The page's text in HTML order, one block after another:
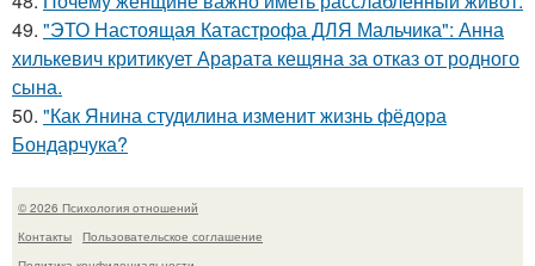
49. "ЭТО Настоящая Катастрофа ДЛЯ Мальчика": Анна
хилькевич критикует Арарата кещяна за отказ от родного
сына.
50. "Как Янина студилина изменит жизнь фёдора
Бондарчука?
© 2026 Психология отношений
Контакты
Пользовательское соглашение